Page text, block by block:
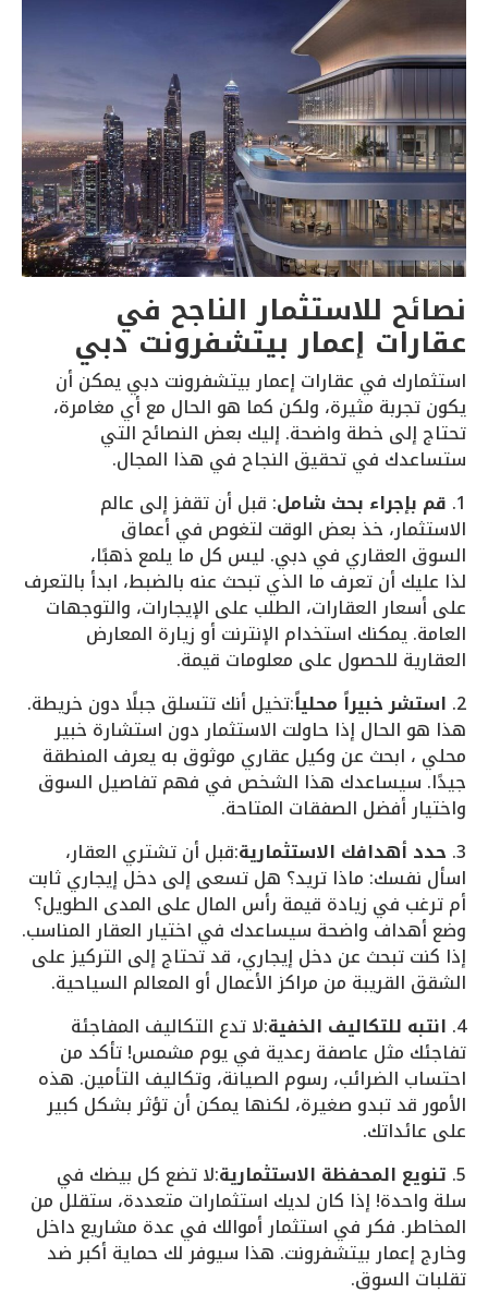
نصائح للاستثمار الناجح في
عقارات إعمار بيتشفرونت دبي
استثمارك في عقارات إعمار بيتشفرونت دبي يمكن أن
يكون تجربة مثيرة، ولكن كما هو الحال مع أي مغامرة،
تحتاج إلى خطة واضحة. إليك بعض النصائح التي
ستساعدك فيتحقيق النجاح في هذا المجال.
1. قم بإجراء بحث شامل: قبل أن تقفز إلى عالم
الاستثمار، خذ بعض الوقت لتغوص في أعماق
السوق العقاري في دبي. ليس كل ما يلمع ذهبًا،
لذا عليك أن تعرف ما الذي تبحث عنه بالضبط، ابدأ بالتعرف
على أسعار العقارات، الطلب على الإيجارات، والتوجهات
العامة. يمكنك استخدام الإنترنت أو زيارة المعارض
العقارية للحصول على معلومات قيمة.
2. استشر خبيراً محلياً:تخيل أنك تتسلق جبلًا دون خريطة.
هذا هو الحال إذا حاولت الاستثمار دون استشارة خبير
محلي ، ابحث عن وكيل عقاري موثوق به يعرف المنطقة
جيدًا. سيساعدك هذا الشخص في فهم تفاصيل السوق
واختيار أفضل الصفقات المتاحة.
3. حدد أهدافك الاستثمارية:قبل أن تشتري العقار،
اسأل نفسك: ماذا تريد؟ هل تسعى إلى دخل إيجاري ثابت
أم ترغب في زيادة قيمة رأس المال على المدى الطويل؟
وضع أهداف واضحة سيساعدك في اختيار العقار المناسب.
إذا كنت تبحث عن دخل إيجاري، قد تحتاج إلى التركيز على
الشقق القريبة من مراكز الأعمال أو المعالم السياحية.
4. انتبه للتكاليف الخفية:لا تدع التكاليف المفاجئة
تفاجئك مثل عاصفة رعدية في يوم مشمس! تأكد من
احتساب الضرائب، رسوم الصيانة، وتكاليف التأمين. هذه
الأمور قد تبدو صغيرة، لكنها يمكن أن تؤثر بشكل كبير
على عائداتك.
5. تنويع المحفظة الاستثمارية:لا تضع كل بيضك في
سلة واحدة! إذا كان لديك استثمارات متعددة، ستقلل من
المخاطر. فكر في استثمار أموالك في عدة مشاريع داخل
وخارج إعمار بيتشفرونت. هذا سيوفر لك حماية أكبر ضد
تقلبات السوق.